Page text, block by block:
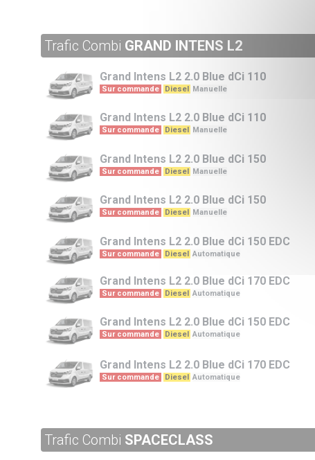
Trafic Combi GRAND INTENS L2
Grand Intens L2 2.0 Blue dCi 110
Sur commande Diesel Manuelle
Grand Intens L2 2.0 Blue dCi 110
Sur commande Diesel Manuelle
Grand Intens L2 2.0 Blue dCi 150
Sur commande Diesel Manuelle
Grand Intens L2 2.0 Blue dCi 150
Sur commande Diesel Manuelle
Grand Intens L2 2.0 Blue dCi 150 EDC
Sur commande Diesel Automatique
Grand Intens L2 2.0 Blue dCi 170 EDC
Sur commande Diesel Automatique
Grand Intens L2 2.0 Blue dCi 150 EDC
Sur commande Diesel Automatique
Grand Intens L2 2.0 Blue dCi 170 EDC
Sur commande Diesel Automatique
Trafic Combi SPACECLASS